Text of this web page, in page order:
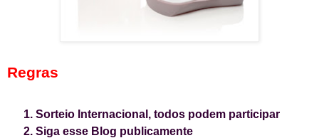
Regras
Sorteio Internacional, todos podem participar
Siga esse Blog publicamente